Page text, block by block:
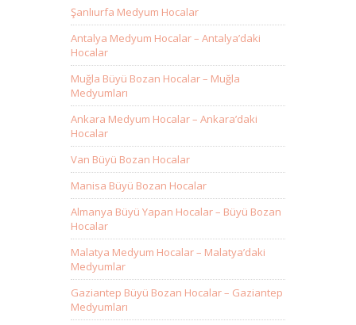
Şanlıurfa Medyum Hocalar
Antalya Medyum Hocalar – Antalya’daki
Hocalar
Muğla Büyü Bozan Hocalar – Muğla
Medyumları
Ankara Medyum Hocalar – Ankara’daki
Hocalar
Van Büyü Bozan Hocalar
Manisa Büyü Bozan Hocalar
Almanya Büyü Yapan Hocalar – Büyü Bozan
Hocalar
Malatya Medyum Hocalar – Malatya’daki
Medyumlar
Gaziantep Büyü Bozan Hocalar – Gaziantep
Medyumları